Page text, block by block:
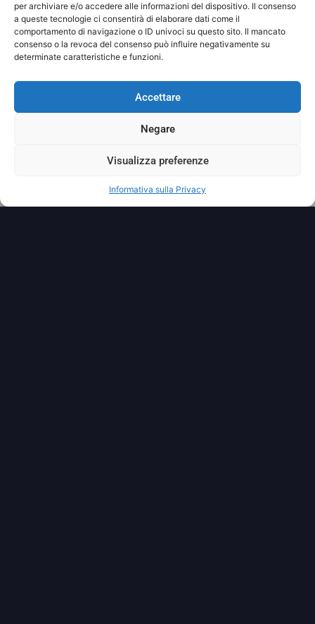
per archiviare e/o accedere alle informazioni del dispositivo. Il consenso
a queste tecnologie ci consentirà di elaborare dati come il
comportamento di navigazione o ID univoci su questo sito. Il mancato
consenso o la revoca del consenso può influire negativamente su
determinate caratteristiche e funzioni.
Accettare
Negare
Visualizza preferenze
Informativa sulla Privacy